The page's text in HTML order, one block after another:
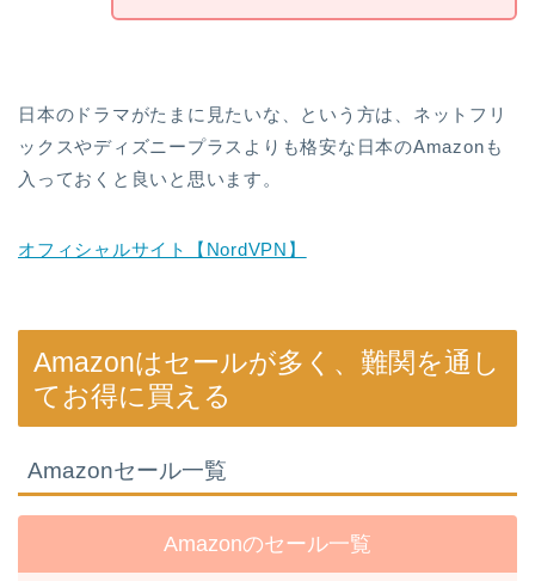
日本のドラマがたまに見たいな、という方は、ネットフリ
ックスやディズニープラスよりも格安な日本のAmazonも
入っておくと良いと思います。
オフィシャルサイト【NordVPN】
Amazonはセールが多く、難関を通し
てお得に買える
Amazonセール一覧
Amazonのセール一覧